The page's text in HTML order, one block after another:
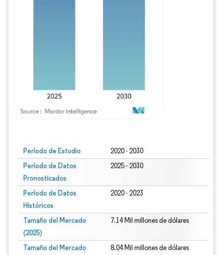
Período de Estudio 2020 - 2030
Período de Datos
Pronosticados
2025 - 2030
Período de Datos
Históricos
2020 - 2023
Tamaño del Mercado
(2025)
7.14 Mil millones de dólares
Tamaño del Mercado
8.04 Mil millones de dólares